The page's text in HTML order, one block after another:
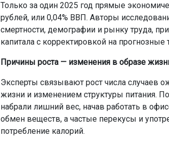
Только за один 2025 год прямые
рублей, или 0,04% ВВП. Авторы
смертности, демографии и рынку труда,
капитала с корректировкой на
Причины роста — изменения в образе
Эксперты связывают рост числа случаев
жизни и изменением структуры питания.
набрали лишний вес, начав работать в
обмен веществ, а частые перекусы и
потребление калорий.